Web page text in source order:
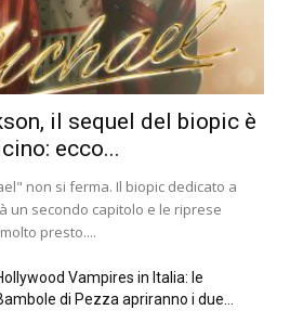
il sequel del biopic è
ecco...
non si ferma. Il biopic dedicato a
un secondo capitolo e le riprese
presto....
Vampires in Italia: le
di Pezza apriranno i due...